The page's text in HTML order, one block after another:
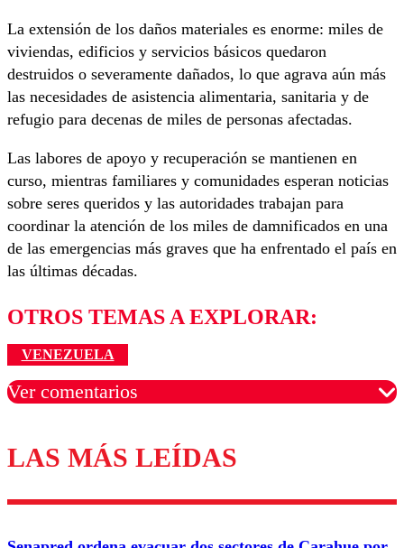
La extensión de los daños materiales es enorme: miles de
viviendas, edificios y servicios básicos quedaron
destruidos o severamente dañados, lo que agrava aún más
las necesidades de asistencia alimentaria, sanitaria y de
refugio para decenas de miles de personas afectadas.
Las labores de apoyo y recuperación se mantienen en
curso, mientras familiares y comunidades esperan noticias
sobre seres queridos y las autoridades trabajan para
coordinar la atención de los miles de damnificados en una
de las emergencias más graves que ha enfrentado el país en
las últimas décadas.
OTROS TEMAS A EXPLORAR:
VENEZUELA
Ver comentarios
Los comentarios son moderados para garantizar un
diálogo respetuoso.
LAS MÁS LEÍDAS